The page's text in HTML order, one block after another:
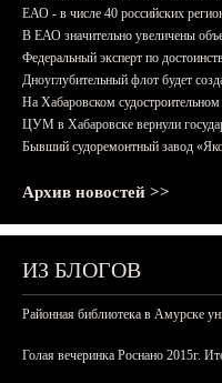
ЕАО - в числе 40 российских
В ЕАО значительно увеличены
Федеральный эксперт по
Дноуглубительный флот будет
На Хабаровском судостроительном
ЦУМ в Хабаровске вернули
Бывший судоремонтный завод
Архив новостей >>
ИЗ БЛОГОВ
Районная библиотека в Амурске
Голая вечеринка Роснано 2015г.